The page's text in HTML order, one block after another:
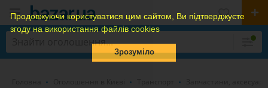
Продовжуючи користуватися цим сайтом, Ви підтверджуєте
згоду на використання файлів cookies
Зрозуміло